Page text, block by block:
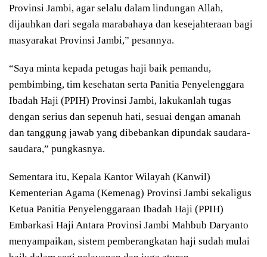
Provinsi Jambi, agar selalu dalam lindungan Allah,
dijauhkan dari segala marabahaya dan kesejahteraan bagi
masyarakat Provinsi Jambi,” pesannya.
“Saya minta kepada petugas haji baik pemandu,
pembimbing, tim kesehatan serta Panitia Penyelenggara
Ibadah Haji (PPIH) Provinsi Jambi, lakukanlah tugas
dengan serius dan sepenuh hati, sesuai dengan amanah
dan tanggung jawab yang dibebankan dipundak saudara-
saudara,” pungkasnya.
Sementara itu, Kepala Kantor Wilayah (Kanwil)
Kementerian Agama (Kemenag) Provinsi Jambi sekaligus
Ketua Panitia Penyelenggaraan Ibadah Haji (PPIH)
Embarkasi Haji Antara Provinsi Jambi Mahbub Daryanto
menyampaikan, sistem pemberangkatan haji sudah mulai